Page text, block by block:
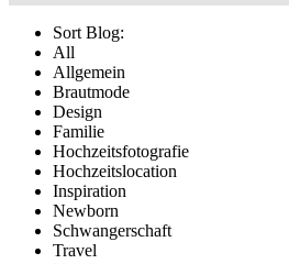
Sort Blog:
All
Allgemein
Brautmode
Design
Familie
Hochzeitsfotografie
Hochzeitslocation
Inspiration
Newborn
Schwangerschaft
Travel